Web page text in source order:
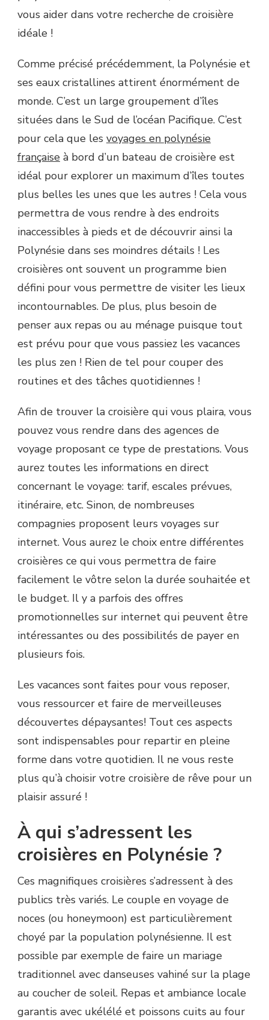
vous aider dans votre recherche de croisière
idéale !
Comme précisé précédemment, la Polynésie et
ses eaux cristallines attirent énormément de
monde. C’est un large groupement d’îles
situées dans le Sud de l’océan Pacifique. C’est
pour cela que les voyages en polynésie
française à bord d’un bateau de croisière est
idéal pour explorer un maximum d’îles toutes
plus belles les unes que les autres ! Cela vous
permettra de vous rendre à des endroits
inaccessibles à pieds et de découvrir ainsi la
Polynésie dans ses moindres détails ! Les
croisières ont souvent un programme bien
défini pour vous permettre de visiter les lieux
incontournables. De plus, plus besoin de
penser aux repas ou au ménage puisque tout
est prévu pour que vous passiez les vacances
les plus zen ! Rien de tel pour couper des
routines et des tâches quotidiennes !
Afin de trouver la croisière qui vous plaira, vous
pouvez vous rendre dans des agences de
voyage proposant ce type de prestations. Vous
aurez toutes les informations en direct
concernant le voyage: tarif, escales prévues,
itinéraire, etc. Sinon, de nombreuses
compagnies proposent leurs voyages sur
internet. Vous aurez le choix entre différentes
croisières ce qui vous permettra de faire
facilement le vôtre selon la durée souhaitée et
le budget. Il y a parfois des offres
promotionnelles sur internet qui peuvent être
intéressantes ou des possibilités de payer en
plusieurs fois.
Les vacances sont faites pour vous reposer,
vous ressourcer et faire de merveilleuses
découvertes dépaysantes! Tout ces aspects
sont indispensables pour repartir en pleine
forme dans votre quotidien. Il ne vous reste
plus qu’à choisir votre croisière de rêve pour un
plaisir assuré !
À qui s’adressent les
croisières en Polynésie ?
Ces magnifiques croisières s’adressent à des
publics très variés. Le couple en voyage de
noces (ou honeymoon) est particulièrement
choyé par la population polynésienne. Il est
possible par exemple de faire un mariage
traditionnel avec danseuses vahiné sur la plage
au coucher de soleil. Repas et ambiance locale
garantis avec ukélélé et poissons cuits au four